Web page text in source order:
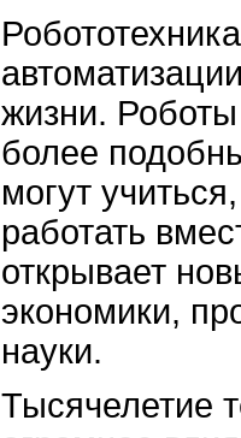
жизни. Роботы
более
могут
работать
открывает
экономики,
науки.
Тысячелетие